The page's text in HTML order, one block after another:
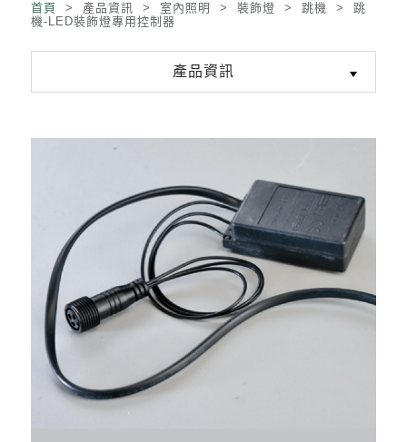
首頁 > 產品資訊 > 室內照明 > 裝飾燈 > 跳機 > 跳
機-LED裝飾燈專用控制器
產品資訊